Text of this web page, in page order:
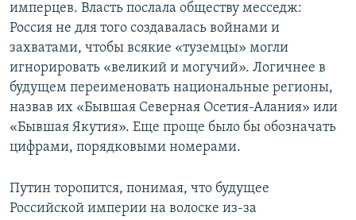
имперцев. Власть послала обществу месседж:
Россия не для того создавалась войнами и
захватами, чтобы всякие «туземцы» могли
игнорировать «великий и могучий». Логичнее в
будущем переименовать национальные регионы,
назвав их «Бывшая Северная Осетия-Алания» или
«Бывшая Якутия». Еще проще было бы обозначать
цифрами, порядковыми номерами.
Путин торопится, понимая, что будущее
Российской империи на волоске из-за